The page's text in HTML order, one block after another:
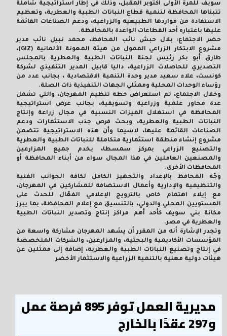
سويف للمرة الأولى أكتوبر المقبل، وذلك في إطار استراتيجية شاملة
تتبناها المحافظة لتنمية قطاع النباتات الطبية والعطرية، وتعظيم
الاستفادة من مواردها الطبيعية والزراعية، ودعم الصناعات القائمة
عليها باعتباره أحد القطاعات الواعدة بالمحافظة.
حضر الاجتماع: بلال حبش نائب المحافظ، محمد نبيل نائب مدير
مشروع الابتكار الزراعي الممول من هيئة المعونة الألمانية (GIZ)،
طارق أبو بكر رئيس لجنة النباتات الطبية والعطرية بالمجلس
التصديري للحاصلات الزراعية، داليا قابيل المدير التنفيذي لشركة
كونست، علاء سعيد مدير وحدة التنمية الاقتصادية ، بجانب عدد من
رؤساء الوحدات المحلية وممثلي الجهات التنفيذية ذات الصلة.
وخلال الاجتماع، تم استعراض خطة تنظيم المهرجان، والتي تشمل
عدة محاور علمية وزراعية وتسويقية، بجانب عرض استراتيجية
المحافظة في استغلال الميزات النسبية في مجال زراعة وإنتاج
النباتات الطبية والعطرية، وبحث فرص جذب الاستثمارات ودعم
الصناعات القائمة عليها، لاسيما وأن هذه الاستراتيجية تتضمن
مشروع إنشاء منطقة استثمارية متكاملة للنباتات الطبية والعطرية
والتصنيع الزراعي بمركز سمسطا، يخدم جميع المزارعين
والمصنعين العاملين في هذا المجال سواء من أبناء المحافظة أو
المحافظات الأخرى.
وجّه المحافظ بالإعداد والتجهيز الكامل لكافة الجوانب الفنية
والتنظيمية والإدارية وأعمال الاستضافة للمشاركين في المهرجان،
مع إيلاء اهتمام خاص بالترويج الإعلامي الفعّال للحدث على
المستويين المحلي والدولي، بالتنسيق مع إعلام المحافظة، بما يبرز
مكانة بني سويف كأحد أهم مراكز إنتاج وتصدير النباتات الطبية
والعطرية في مصر.
وتجدر الإشارة أنه من المقرر أن يشهد المهرجان مشاركة واسعة من
المؤسسات الأكاديمية والبحثية، والمزارعين، والشركات المتخصصة
في إنتاج وتصنيع النباتات الطبية والعطرية، إضافة إلى ممثلين عن
هيئات دولية معنية بالتنمية الزراعية والاستثمار الأخضر
مديرية العمل توفر 895 فرصة عمل
و297 عقدًا بالخارج